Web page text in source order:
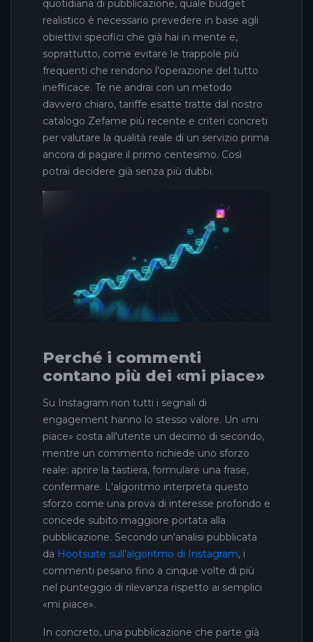
quotidiana di pubblicazione, quale budget
realistico è necessario prevedere in base agli
obiettivi specifici che già hai in mente e,
soprattutto, come evitare le trappole più
frequenti che rendono l'operazione del tutto
inefficace. Te ne andrai con un metodo
davvero chiaro, tariffe esatte tratte dal nostro
catalogo Zefame più recente e criteri concreti
per valutare la qualità reale di un servizio prima
ancora di pagare il primo centesimo. Così
potrai decidere già senza più dubbi.
Perché i commenti
contano più dei «mi piace»
Su Instagram non tutti i segnali di
engagement hanno lo stesso valore. Un «mi
piace» costa all'utente un decimo di secondo,
mentre un commento richiede uno sforzo
reale: aprire la tastiera, formulare una frase,
confermare. L'algoritmo interpreta questo
sforzo come una prova di interesse profondo e
concede subito maggiore portata alla
pubblicazione. Secondo un'analisi pubblicata
da Hootsuite sull'algoritmo di Instagram, i
commenti pesano fino a cinque volte di più
nel punteggio di rilevanza rispetto ai semplici
«mi piace».
In concreto, una pubblicazione che parte già